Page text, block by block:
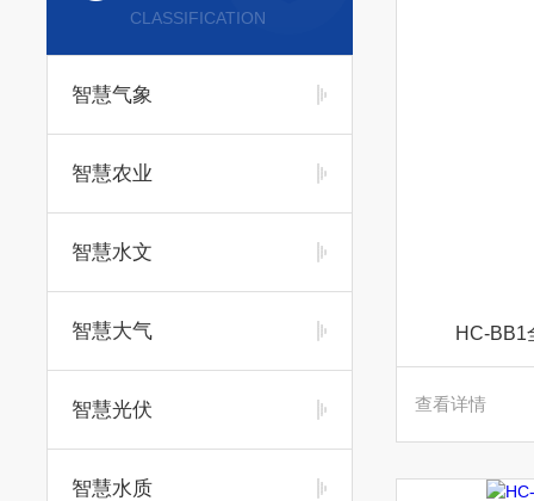
CLASSIFICATION
智慧气象
智慧农业
智慧水文
智慧大气
智慧光伏
智慧水质
HC-BB1
查看详情